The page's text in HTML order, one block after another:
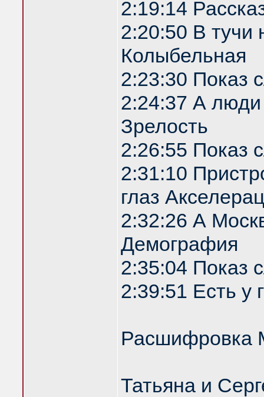
2:19:14
2:20:50 В
Колыбельная
2:23:30 Показ
2:24:37 А люди
Зрелость
2:26:55 Показ
2:31:10
глаз
2:32:26 А
Демография
2:35:04 Показ
2:39:51 Есть у
Расшифровка
Татьяна и